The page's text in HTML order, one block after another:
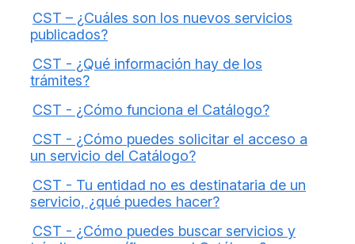
CST – ¿Cuáles son los nuevos servicios
publicados?
CST - ¿Qué información hay de los
trámites?
CST - ¿Cómo funciona el Catálogo?
CST - ¿Cómo puedes solicitar el acceso a
un servicio del Catálogo?
CST - Tu entidad no es destinataria de un
servicio, ¿qué puedes hacer?
CST - ¿Cómo puedes buscar servicios y